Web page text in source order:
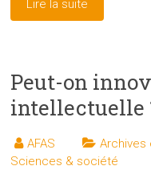
Lire la suite
Peut-on
intellectuelle
AFAS Archives
Sciences & société